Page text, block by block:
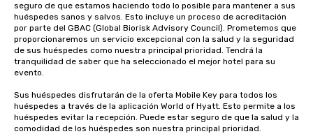
seguro de que estamos haciendo todo lo posible para mantener a sus
huéspedes sanos y salvos. Esto incluye un proceso de acreditación
por parte del GBAC (Global Biorisk Advisory Council). Prometemos que
proporcionaremos un servicio excepcional con la salud y la seguridad
de sus huéspedes como nuestra principal prioridad. Tendrá la
tranquilidad de saber que ha seleccionado el mejor hotel para su
evento.
Sus huéspedes disfrutarán de la oferta Mobile Key para todos los
huéspedes a través de la aplicación World of Hyatt. Esto permite a los
huéspedes evitar la recepción. Puede estar seguro de que la salud y la
comodidad de los huéspedes son nuestra principal prioridad.